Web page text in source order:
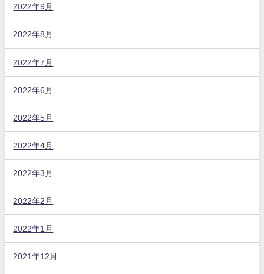
2022年9月
2022年8月
2022年7月
2022年6月
2022年5月
2022年4月
2022年3月
2022年2月
2022年1月
2021年12月